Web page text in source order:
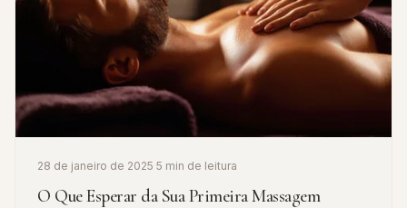
28 de janeiro de 2025 5 min de leitura
O Que Esperar da Sua Primeira Massagem